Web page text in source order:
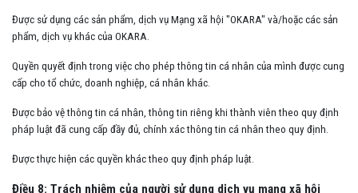
Được sử dụng các sản phẩm, dịch vụ Mạng xã hội "OKARA" và/hoặc các sản
phẩm, dịch vụ khác của OKARA.
Quyền quyết định trong việc cho phép thông tin cá nhân của mình được cung
cấp cho tổ chức, doanh nghiệp, cá nhân khác.
Được bảo vệ thông tin cá nhân, thông tin riêng khi thành viên theo quy định
pháp luật đã cung cấp đầy đủ, chính xác thông tin cá nhân theo quy định.
Được thực hiện các quyền khác theo quy định pháp luật.
Điều 8: Trách nhiệm của người sử dụng dịch vụ mạng xã hội